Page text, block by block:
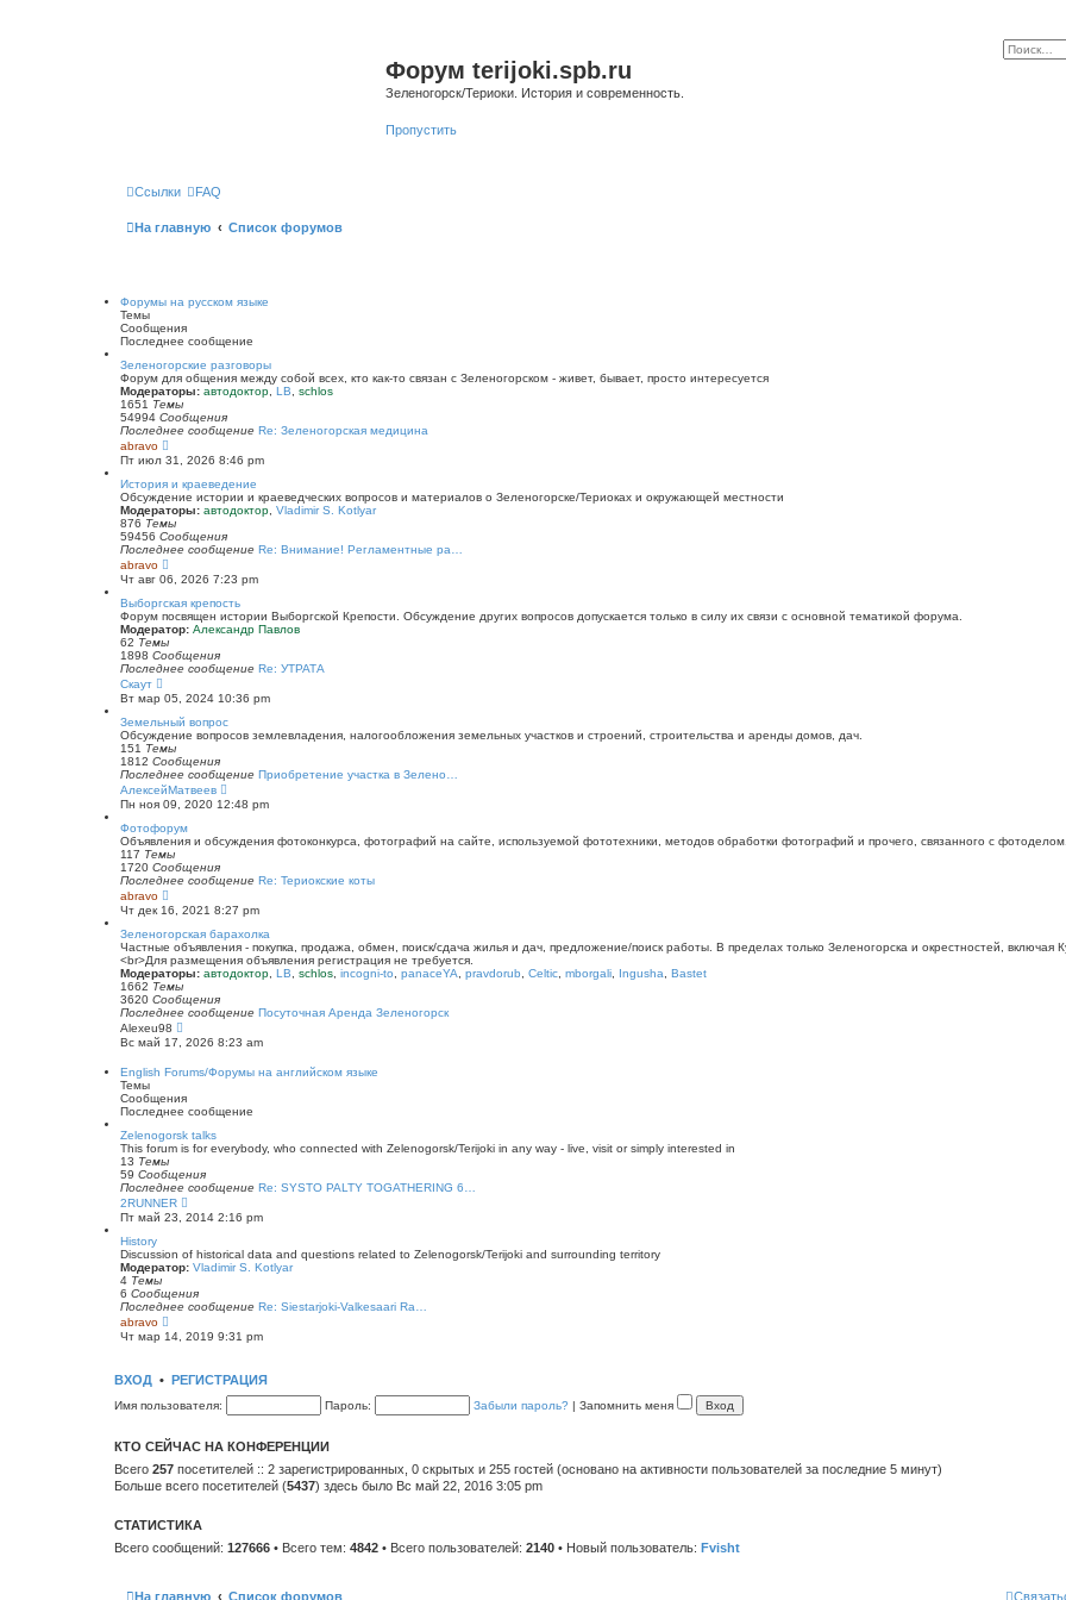
Форум terijoki.spb.ru
Зеленогорск/Териоки. История и современность.
Пропустить
Ссылки FAQ
На главную Список форумов
Форумы на русском языке
Темы
Сообщения
Последнее сообщение
Зеленогорские разговоры
Форум для общения между собой всех, кто как-то связан с Зеленогорском - живет, бывает, просто интересуется
Модераторы: автодоктор LB
schlos
1651 Темы
54994 Сообщения
Последнее сообщение Re: Зеленогорская медицина
abravo
е
р
е
й
т
и
к
п
с
л
е
д
н
е
м
у
о
щ
е
н
и
ю
Пт июл 31, 2026 8:46 pm
История и краеведение
Обсуждение истории и краеведческих вопросов и материалов о Зеленогорске/Териоках и окружающей местности
Модераторы: автодоктор Vladimir S. Kotlyar
876 Темы
59456 Сообщения
Последнее сообщение Re: Внимание! Регламентные ра…
abravo
е
р
е
й
т
и
к
п
с
л
е
д
н
е
м
у
с
о
б
щ
е
н
и
Чт авг 06, 2026 7:23 pm
Выборгская крепость
Форум посвящен истории Выборгской Крепости. Обсуждение других вопросов допускается только в силу их связи с основной тематикой форума.
Модератор: Александр Павлов
62 Темы
1898 Сообщения
Последнее сообщение Re: УТРАТА
Скаут
е
р
е
й
т
и
к
п
о
с
л
е
д
н
е
м
у
с
о
б
щ
е
н
и
ю
Вт мар 05, 2024 10:36 pm
Земельный вопрос
Обсуждение вопросов землевладения, налогообложения земельных участков и строений, строительства и аренды домов, дач.
151 Темы
1812 Сообщения
Последнее сообщение Приобретение участка в Зелено…
АлексейМатвеев
е
р
й
т
к
о
с
л
е
д
н
е
у
о
щ
и
Пн ноя 09, 2020 12:48 pm
Фотофорум
Объявления и обсуждения фотоконкурса, фотографий на сайте, используемой фототехники, методов обработки фотографий и прочего, связанного с фотоделом.
117 Темы
1720 Сообщения
Последнее сообщение Re: Териокские коты
abravo
е
р
е
й
т
и
к
п
о
с
л
е
н
м
у
о
о
б
щ
е
н
и
Чт дек 16, 2021 8:27 pm
Зеленогорская барахолка
Частные объявления - покупка, продажа, обмен, поиск/сдача жилья и дач, предложение/поиск работы. В пределах только Зеленогорска и окрестностей,
<br>Для размещения объявления регистрация не требуется.
Модераторы: автодоктор LB schlos incogni-to panaceYA pravdorub Celtic mborgali Ingusha
Bastet
1662 Темы
3620 Сообщения
Последнее сообщение Посуточная Аренда Зеленогорск
Alexeu98
е
р
й
и
к
п
о
с
е
д
н
е
с
о
б
щ
н
Вс май 17, 2026 8:23 am
English Forums/Форумы на английском языке
Темы
Сообщения
Последнее сообщение
Zelenogorsk talks
This forum is for everybody, who connected with Zelenogorsk/Terijoki in any way - live, visit or simply interested in
13 Темы
59 Сообщения
Последнее сообщение Re: SYSTO PALTY TOGATHERING 6…
2RUNNER
е
р
й
т
к
п
с
л
н
м
о
б
щ
и
Пт май 23, 2014 2:16 pm
History
Discussion of historical data and questions related to Zelenogorsk/Terijoki and surrounding territory
Модератор: Vladimir S. Kotlyar
4 Темы
6 Сообщения
Последнее сообщение Re: Siestarjoki-Valkesaari Ra…
abravo
е
р
т
к
о
с
л
е
д
м
с
б
Чт мар 14, 2019 9:31 pm
ВХОД • РЕГИСТРАЦИЯ
Имя пользователя: Пароль: Забыли пароль? | Запомнить меня
КТО СЕЙЧАС НА КОНФЕРЕНЦИИ
Всего 257 посетителей :: 2 зарегистрированных, 0 скрытых и 255 гостей (основано на активности пользователей за последние 5 минут)
Больше всего посетителей (5437) здесь было Вс май 22, 2016 3:05 pm
СТАТИСТИКА
Всего сообщений: 127666 • Всего тем: 4842 • Всего пользователей: 2140 • Новый пользователь: Fvisht
На главную Список форумов